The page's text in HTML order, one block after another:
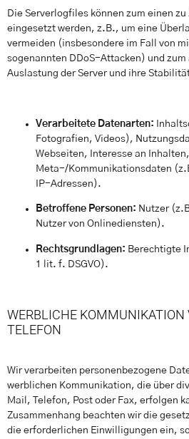
Die Serverlogfiles können zum einen
eingesetzt werden, z.B., um eine
vermeiden (insbesondere im Fall von
sogenannten DDoS-Attacken) und zum
Auslastung der Server und ihre
Verarbeitete Datenarten:
Fotografien, Videos),
Webseiten, Interesse an
Meta-/Kommunikationsdaten
IP-Adressen).
Betroffene Personen: Nutzer
Nutzer von Onlinediensten).
Rechtsgrundlagen: Berechtigte
1 lit. f. DSGVO).
WERBLICHE KOMMUNIKATION
TELEFON
Wir verarbeiten personenbezogene
werblichen Kommunikation, die über
Mail, Telefon, Post oder Fax, erfolgen
Zusammenhang beachten wir die
die erforderlichen Einwilligungen ein,